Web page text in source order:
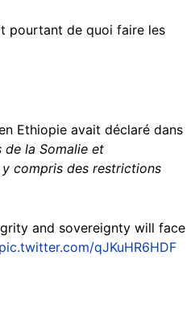
pourtant de quoi faire les
Ethiopie avait déclaré dans
la Somalie et
compris des restrictions
and sovereignty will face
pic.twitter.com/qJKuHR6HDF